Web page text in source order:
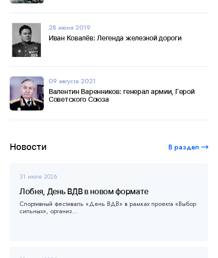
Новости В раздел
31 июля 2026
Лобня, День ВДВ в новом формате
Спортивный фестиваль «День ВДВ» в рамках проекта «Выбор
сильных», организ...
28 июня 2019
Иван Ковалёв: Легенда железной дороги
09 августа 2021
Валентин Варенников: генерал армии, Герой
Советского Союза